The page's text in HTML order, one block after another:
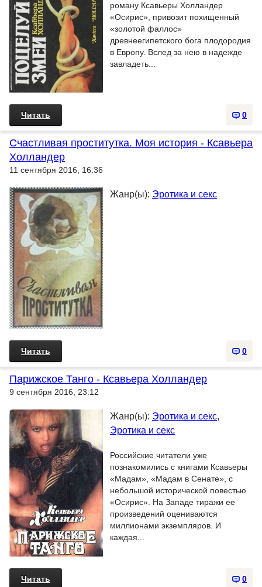
роману Ксавьеры Холландер
«Осирис», привозит похищенный
«золотой фаллос»
древнеегипетского бога плодородия
в Европу. Вслед за нею в надежде
завладеть...
0
Читать
Счастливая проститутка. Моя история - Ксавьера
Холландер
11 сентября 2016, 16:36
Жанр(ы): Эротика и секс
0
Читать
Парижское Танго - Ксавьера Холландер
9 сентября 2016, 23:12
Жанр(ы): Эротика и секс,
Эротика и секс
Российские читатели уже
познакомились с книгами Ксавьеры
«Мадам», «Мадам в Сенате», с
небольшой исторической повестью
«Осирис». На Западе тиражи ее
произведений оцениваются
миллионами экземпляров. И
каждая...
0
Читать